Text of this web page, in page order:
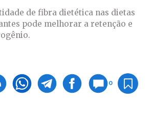
de fibra dietética nas dietas
pode melhorar a retenção e
0